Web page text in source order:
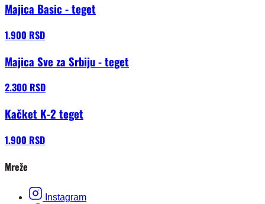
Majica Basic - teget
1.900 RSD
Majica Sve za Srbiju - teget
2.300 RSD
Kačket K-2 teget
1.900 RSD
Mreže
Instagram